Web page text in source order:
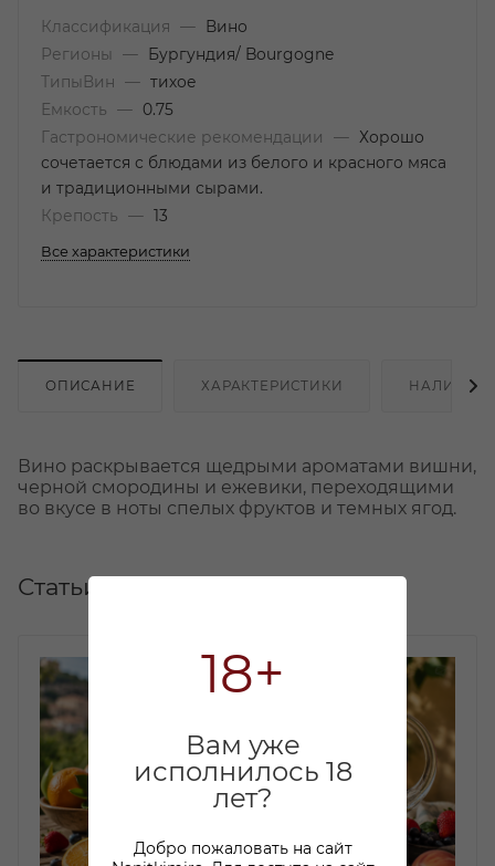
18+
Вам уже
исполнилось 18
лет?
Добро пожаловать на сайт
Классификация —
Вино
Регионы
—
Бургундия/ Bourgogne
ТипыВин
— тихое
Емкость
—
0.75
Гастрономические рекомендации
—
Хорошо
сочетается с блюдами из белого и красного мяса
и традиционными сырами.
Крепость
— 13
Все характеристики
ОПИСАНИЕ ХАРАКТЕРИСТИКИ НАЛИЧИЕ
Вино раскрывается щедрыми ароматами вишни,
черной смородины и ежевики, переходящими
во вкусе в ноты спелых фруктов и темных ягод.
Статьи